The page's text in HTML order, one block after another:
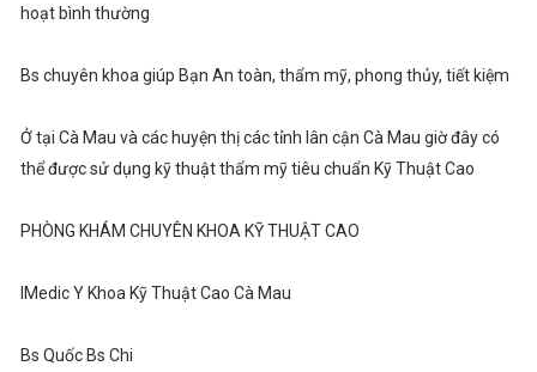
hoạt bình thường
Bs chuyên khoa giúp Bạn An toàn, thẩm mỹ, phong thủy, tiết kiệm
Ở tại Cà Mau và các huyện thị các tỉnh lân cận Cà Mau giờ đây có
thể được sử dụng kỹ thuật thẩm mỹ tiêu chuẩn Kỹ Thuật Cao
PHÒNG KHÁM CHUYÊN KHOA KỸ THUẬT CAO
IMedic Y Khoa Kỹ Thuật Cao Cà Mau
Bs Quốc Bs Chi